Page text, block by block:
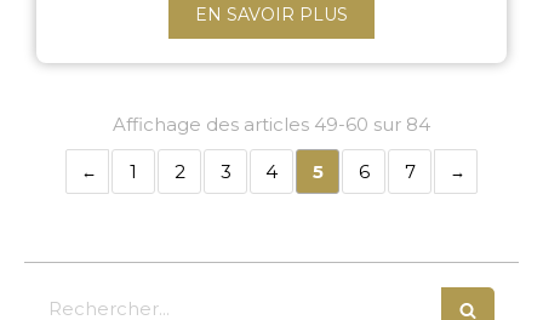
EN SAVOIR PLUS
Affichage des articles 49-60 sur 84
1 2 3 4 5 6 7
Rechercher